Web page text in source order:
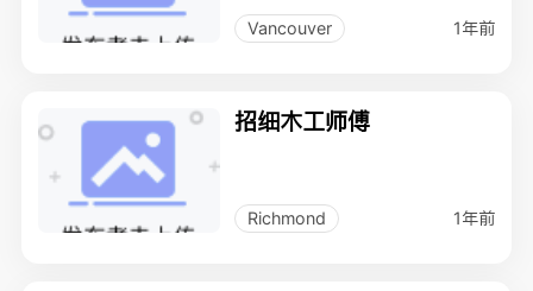
Vancouver 1年前
招细木工师傅
Richmond 1年前